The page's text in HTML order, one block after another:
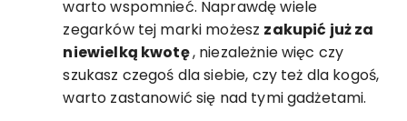
warto wspomnieć. Naprawdę wiele
zegarków tej marki możesz zakupić już za
niewielką kwotę, niezależnie więc czy
szukasz czegoś dla siebie, czy też dla kogoś,
warto zastanowić się nad tymi gadżetami.